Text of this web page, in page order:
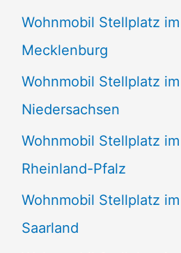
Wohnmobil Stellplatz
Mecklenburg
Wohnmobil Stellplatz
Niedersachsen
Wohnmobil Stellplatz
Rheinland-Pfalz
Wohnmobil Stellplatz
Saarland